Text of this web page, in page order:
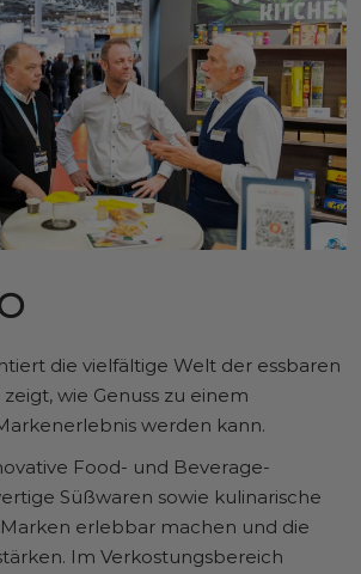
die vielfältige Welt der essbaren
wie Genuss zu einem
werden kann.
Food- und Beverage-
Süßwaren sowie kulinarische
erlebbar machen und die
Im Verkostungsbereich